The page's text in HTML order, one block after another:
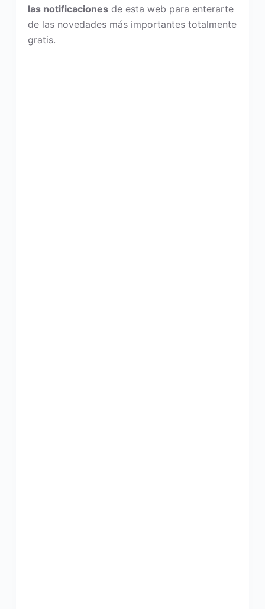
las notificacionesde esta web para enterarte
de las novedades más importantes totalmente
gratis.